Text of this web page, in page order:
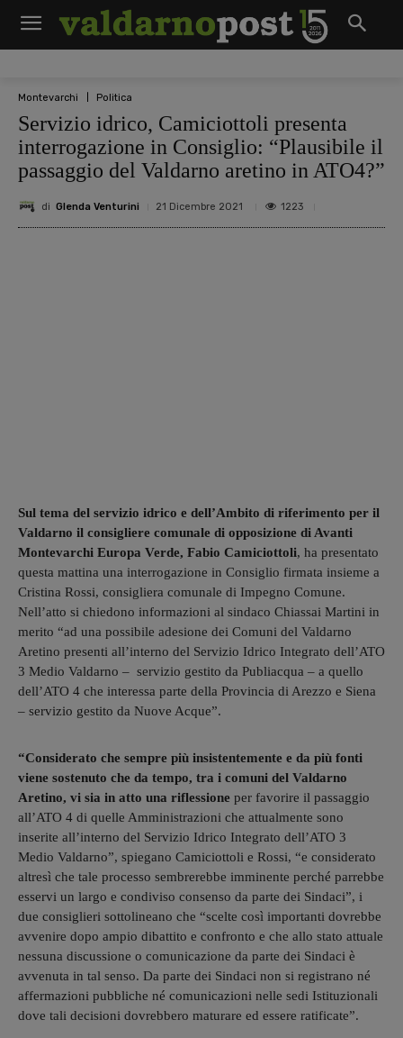
Montevarchi Politica
Servizio idrico, Camiciottoli presenta
interrogazione in Consiglio: “Plausibile il
passaggio del Valdarno aretino in ATO4?”
di Glenda Venturini 21 Dicembre 2021 1223
Sul tema del servizio idrico e dell’Ambito di riferimento per il
Valdarno il consigliere comunale di opposizione di Avanti
Montevarchi Europa Verde, Fabio Camiciottoli, ha presentato
questa mattina una interrogazione in Consiglio firmata insieme a
Cristina Rossi, consigliera comunale di Impegno Comune.
Nell’atto si chiedono informazioni al sindaco Chiassai Martini in
merito “ad una possibile adesione dei Comuni del Valdarno
Aretino presenti all’interno del Servizio Idrico Integrato dell’ATO
3 Medio Valdarno – servizio gestito da Publiacqua – a quello
dell’ATO 4 che interessa parte della Provincia di Arezzo e Siena
– servizio gestito da Nuove Acque”.
“Considerato che sempre più insistentemente e da più fonti
viene sostenuto che da tempo, tra i comuni del Valdarno
Aretino, vi sia in atto una riflessione per favorire il passaggio
all’ATO 4 di quelle Amministrazioni che attualmente sono
inserite all’interno del Servizio Idrico Integrato dell’ATO 3
Medio Valdarno”, spiegano Camiciottoli e Rossi, “e considerato
altresì che tale processo sembrerebbe imminente perché parrebbe
esservi un largo e condiviso consenso da parte dei Sindaci”, i
due consiglieri sottolineano che “scelte così importanti dovrebbe
avvenire dopo ampio dibattito e confronto e che allo stato attuale
nessuna discussione o comunicazione da parte dei Sindaci è
avvenuta in tal senso. Da parte dei Sindaci non si registrano né
affermazioni pubbliche né comunicazioni nelle sedi Istituzionali
dove tali decisioni dovrebbero maturare ed essere ratificate”.